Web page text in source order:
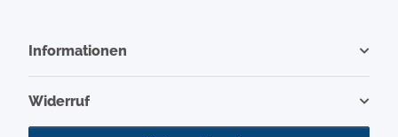
Informationen
Widerruf